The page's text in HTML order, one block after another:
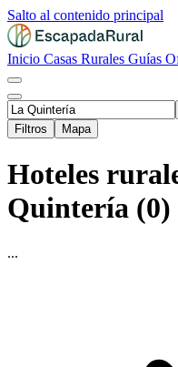
Salto al contenido principal
Inicio Casas Rurales Guías
Filtros
Mapa
Hoteles
Quintería (0)
...